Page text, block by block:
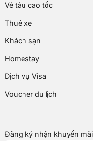
Vé tàu cao tốc
Thuê xe
Khách sạn
Homestay
Dịch vụ Visa
Voucher du lịch
Đăng ký nhận khuyến mãi